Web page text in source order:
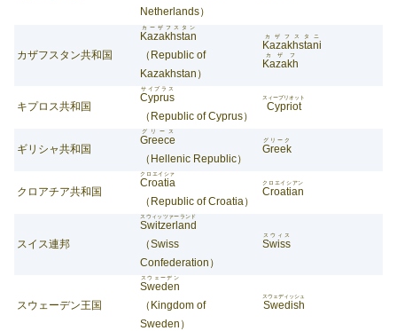
Netherlands）
カザフスタン共和国
Kazakhstan
カーザフスタン
（Republic of
Kazakhstan）
Kazakhstani
カザフスタニ
Kazakh
カザフ
キプロス共和国
Cyprus
サイプラス
（Republic of Cyprus）
Cypriot
スィープリオット
ギリシャ共和国
Greece
グリース
（Hellenic Republic）
Greek
グリーク
クロアチア共和国
Croatia
クロエイシァ
（Republic of Croatia）
Croatian
クロエイシアン
スイス連邦
Switzerland
スウィッツァーランド
（Swiss
Confederation）
Swiss
スウィス
スウェーデン王国
Sweden
スウェーデン
（Kingdom of
Sweden）
Swedish
スウェディッシュ